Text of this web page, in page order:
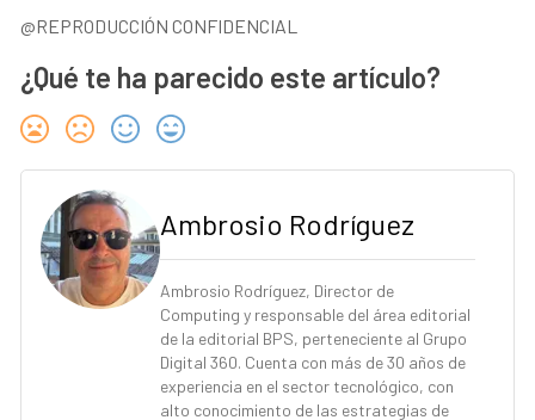
@REPRODUCCIÓN CONFIDENCIAL
¿Qué te ha parecido este artículo?
Ambrosio Rodríguez
Ambrosio Rodríguez, Director de
Computing y responsable del área editorial
de la editorial BPS, perteneciente al Grupo
Digital 360. Cuenta con más de 30 años de
experiencia en el sector tecnológico, con
alto conocimiento de las estrategias de